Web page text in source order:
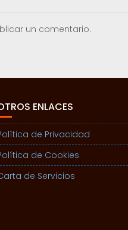
un comentario.
ENLACES
de Privacidad
de Cookies
de Servicios